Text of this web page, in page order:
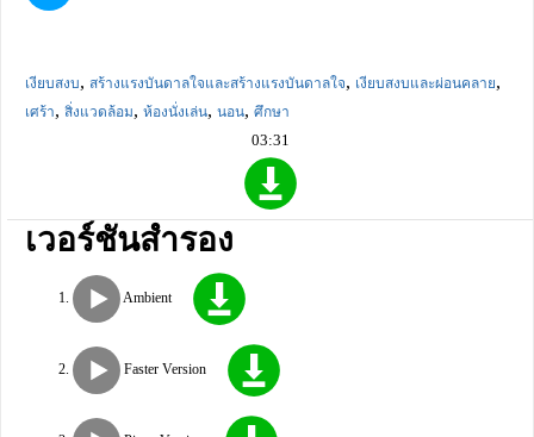
เงียบสงบ, สร้างแรงบันดาลใจและสร้างแรงบันดาลใจ, เงียบสงบและผ่อนคลาย,
เศร้า, สิ่งแวดล้อม, ห้องนั่งเล่น, นอน, ศึกษา
03:31
เวอร์ชันสำรอง
Ambient
Faster Version